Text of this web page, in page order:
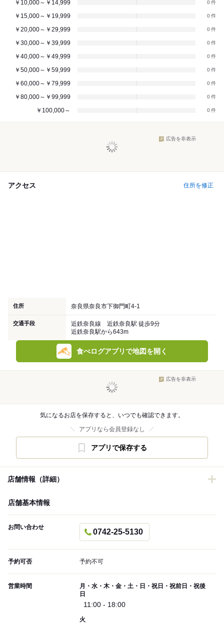
￥10,000～￥14,999 0
￥15,000～￥19,999 0
￥20,000～￥29,999 0
￥30,000～￥39,999 0
￥40,000～￥49,999 0
￥50,000～￥59,999 0
￥60,000～￥79,999 0
￥80,000～￥99,999 0
￥100,000～ 0
広告を非表示
アクセス 住所を修正
住所 奈良県奈良市下御門町4-1
交通手段
近鉄奈良線 近鉄奈良駅 徒歩9分
近鉄奈良駅から643m
食べログアプリで地図を開く
広告を非表示
気になるお店を保存すると、いつでも確認できます。
アプリなら会員登録なし
アプリで保存する
店舗情報（詳細）
店舗基本情報
お問い合わせ
0742-25-5130
予約可否 予約不可
営業時間
月・水・木・金・土・日・祝日・祝前日・祝後
日
11:00 - 18:00
火